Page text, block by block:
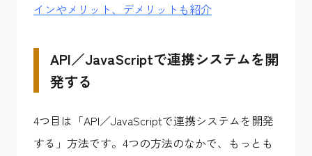
インやメリット、デメリットも紹介
API／JavaScriptで連携システムを開
発する
4つ目は「API／JavaScriptで連携システムを開発
する」方法です。4つの方法のなかで、もっとも